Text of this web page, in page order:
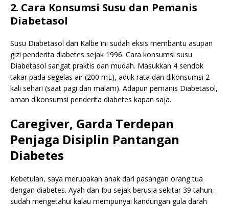
2. Cara Konsumsi Susu dan Pemanis
Diabetasol
Susu Diabetasol dari Kalbe ini sudah eksis membantu asupan
gizi penderita diabetes sejak 1996. Cara konsumsi susu
Diabetasol sangat praktis dan mudah. Masukkan 4 sendok
takar pada segelas air (200 mL), aduk rata dan dikonsumsi 2
kali sehari (saat pagi dan malam). Adapun pemanis Diabetasol,
aman dikonsumsi penderita diabetes kapan saja.
Caregiver, Garda Terdepan
Penjaga Disiplin Pantangan
Diabetes
Kebetulan, saya merupakan anak dari pasangan orang tua
dengan diabetes. Ayah dan Ibu sejak berusia sekitar 39 tahun,
sudah mengetahui kalau mempunyai kandungan gula darah